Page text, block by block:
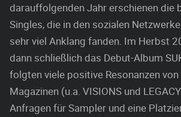
darauffolgenden Jahr erschienen die
Singles, die in den sozialen
sehr viel Anklang fanden. Im Herbst
dann schließlich das Debut-Album
folgten viele positive Resonanzen
Magazinen (u.a. VISIONS und
Anfragen für Sampler und eine